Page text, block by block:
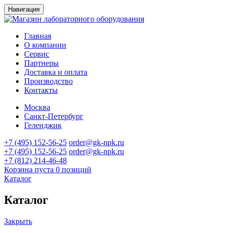
Навигация
Главная
О компании
Сервис
Партнеры
Доставка и оплата
Производство
Контакты
Москва
Санкт-Петербург
Геленджик
+7 (495) 152-56-25 order@gk-npk.ru
+7 (495) 152-56-25 order@gk-npk.ru
+7 (812) 214-46-48
Корзина пуста 0 позиций
Каталог
Каталог
Закрыть